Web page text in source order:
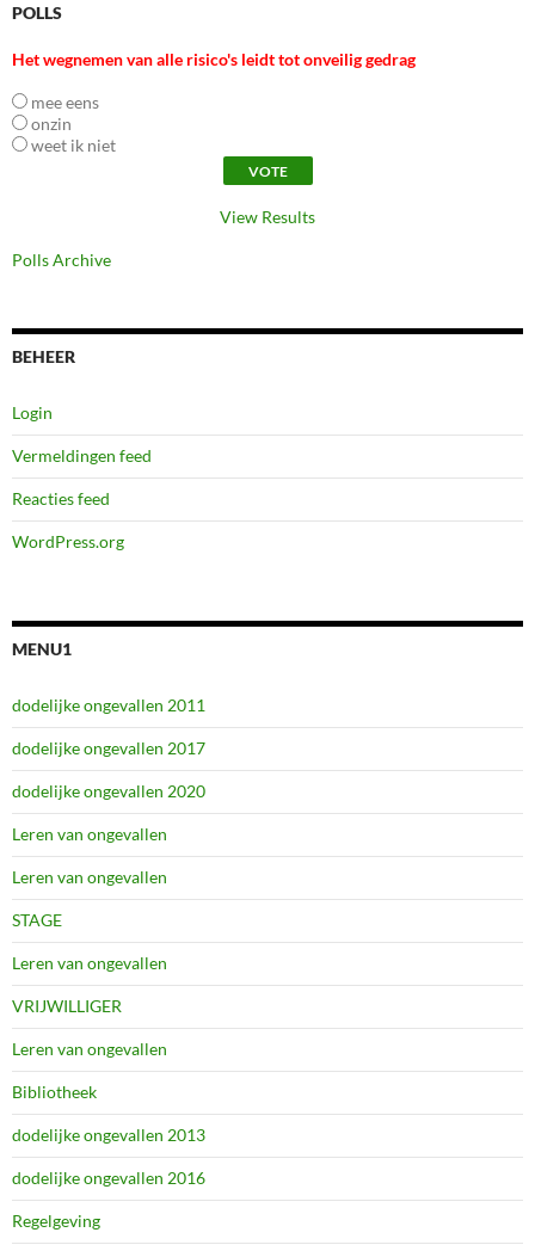
POLLS
Het wegnemen van alle risico's leidt tot onveilig gedrag
mee eens
onzin
weet ik niet
View Results
Polls Archive
BEHEER
Login
Vermeldingen feed
Reacties feed
WordPress.org
MENU1
dodelijke ongevallen 2011
dodelijke ongevallen 2017
dodelijke ongevallen 2020
Leren van ongevallen
Leren van ongevallen
STAGE
Leren van ongevallen
VRIJWILLIGER
Leren van ongevallen
Bibliotheek
dodelijke ongevallen 2013
dodelijke ongevallen 2016
Regelgeving